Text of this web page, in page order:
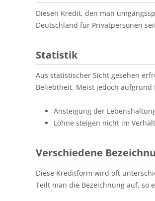
Diesen Kredit, den man
Deutschland für Privatpersonen
Statistik
Aus statistischer Sicht gesehen
Beliebtheit. Meist jedoch
Ansteigung der
Löhne steigen nicht im
Verschiedene
Diese Kreditform wird oft
Teilt man die Bezeichnung auf, so